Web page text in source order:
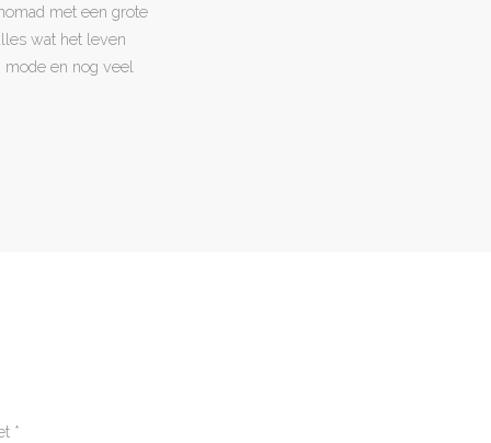
met een grote
wat het leven
mode en nog veel
*